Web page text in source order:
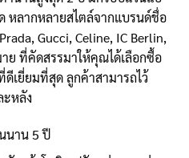
หลากหลายสไตล์จากแบรนด์ชื่อ
Gucci, Celine, IC Berlin,
ย ที่คัดสรรมาให้คุณได้เลือกซื้อ
เยี่ยมที่สุด ลูกค้าสามารถไว้
ะหลัง
นาน 5 ปี